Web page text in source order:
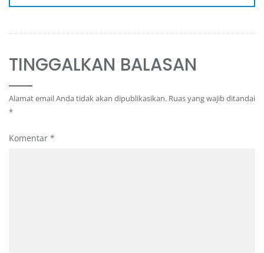
TINGGALKAN BALASAN
Alamat email Anda tidak akan dipublikasikan. Ruas yang wajib ditandai
*
Komentar *